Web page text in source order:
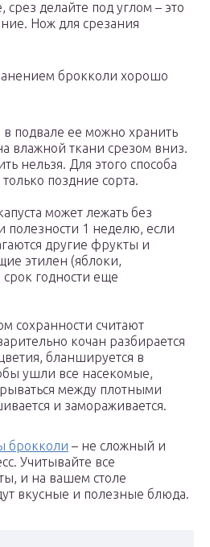
делайте под углом – это
Нож для срезания
брокколи хорошо
подвале ее можно хранить
влажной ткани срезом вниз.
нельзя. Для этого способа
поздние сорта.
может лежать без
полезности 1 неделю, если
другие фрукты и
этилен (яблоки,
годности еще
сохранности считают
кочан разбирается
бланшируется в
ушли все насекомые,
между плотными
и замораживается.
брокколи – не сложный и
Учитывайте все
и на вашем столе
вкусные и полезные блюда.